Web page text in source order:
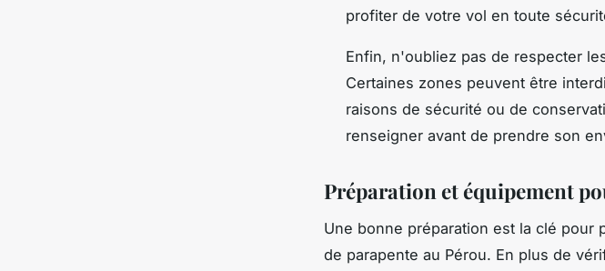
profiter de votre vol en toute
Enfin, n'oubliez pas de respecter
Certaines zones peuvent être
raisons de sécurité ou de
renseigner avant de prendre son
Préparation et équipement
Une bonne préparation est la clé
de parapente au Pérou. En plus de